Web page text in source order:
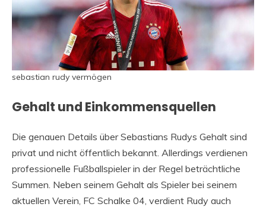
sebastian rudy vermögen
Gehalt und Einkommensquellen
Die genauen Details über Sebastians Rudys Gehalt sind
privat und nicht öffentlich bekannt. Allerdings verdienen
professionelle Fußballspieler in der Regel beträchtliche
Summen. Neben seinem Gehalt als Spieler bei seinem
aktuellen Verein, FC Schalke 04, verdient Rudy auch